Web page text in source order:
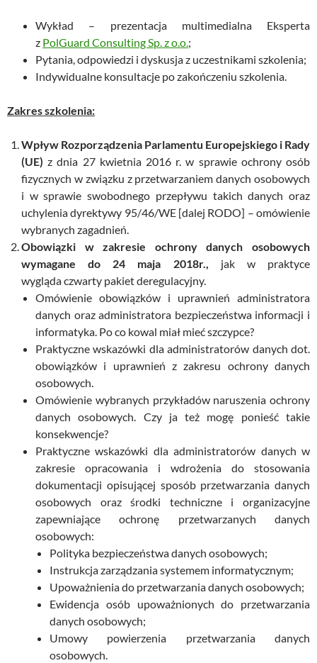
Wykład – prezentacja multimedialna Eksperta
z PolGuard Consulting Sp. z o.o.;
Pytania, odpowiedzi i dyskusja z uczestnikami szkolenia;
Indywidualne konsultacje po zakończeniu szkolenia.
Zakres szkolenia:
Wpływ Rozporządzenia Parlamentu Europejskiego i Rady
(UE) z dnia 27 kwietnia 2016 r. w sprawie ochrony osób
fizycznych w związku z przetwarzaniem danych osobowych
i w sprawie swobodnego przepływu takich danych oraz
uchylenia dyrektywy 95/46/WE [dalej RODO] – omówienie
wybranych zagadnień.
Obowiązki w zakresie ochrony danych osobowych
wymagane do 24 maja 2018r., jak w praktyce
wygląda czwarty pakiet deregulacyjny.
Omówienie obowiązków i uprawnień administratora
danych oraz administratora bezpieczeństwa informacji i
informatyka. Po co kowal miał mieć szczypce?
Praktyczne wskazówki dla administratorów danych dot.
obowiązków i uprawnień z zakresu ochrony danych
osobowych.
Omówienie wybranych przykładów naruszenia ochrony
danych osobowych. Czy ja też mogę ponieść takie
konsekwencje?
Praktyczne wskazówki dla administratorów danych w
zakresie opracowania i wdrożenia do stosowania
dokumentacji opisującej sposób przetwarzania danych
osobowych oraz środki techniczne i organizacyjne
zapewniające ochronę przetwarzanych danych
osobowych:
Polityka bezpieczeństwa danych osobowych;
Instrukcja zarządzania systemem informatycznym;
Upoważnienia do przetwarzania danych osobowych;
Ewidencja osób upoważnionych do przetwarzania
danych osobowych;
Umowy powierzenia przetwarzania danych
osobowych.